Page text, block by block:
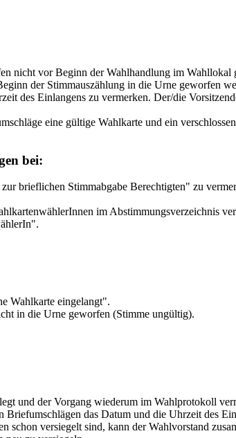
nicht vor Beginn der Wahlhandlung im Wahllokal
der Stimmauszählung in die Urne geworfen
des Einlangens zu vermerken. Der/die
eine gültige Wahlkarte und ein
bei:
brieflichen Stimmabgabe Berechtigten" zu
im Abstimmungsverzeichnis
Wahlkarte eingelangt".
in die Urne geworfen (Stimme ungültig).
und der Vorgang wiederum im Wahlprotokoll
das Datum und die Uhrzeit des
versiegelt sind, kann der Wahlvorstand